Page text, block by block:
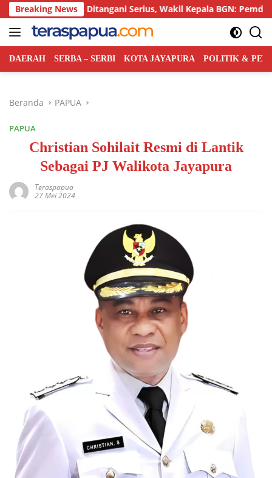
Langsung
ke
konten
Breaking News
Harus Ditangani Serius, Wakil Kepala BGN: Pemda Akan
DAERAH SERBA – SERBI KOTA JAYAPURA POLITIK &
Beranda PAPUA
PAPUA
Christian Sohilait Resmi di Lantik
Sebagai PJ Walikota Jayapura
Teraspapua
27 Mei 2024